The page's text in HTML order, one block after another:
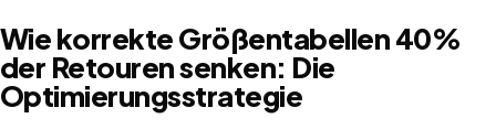
Wie korrekte Größentabellen 40%
der Retouren senken: Die
Optimierungsstrategie